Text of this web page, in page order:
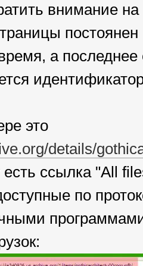
внимание
постоянен
а
это
details/
ссылка "All
по